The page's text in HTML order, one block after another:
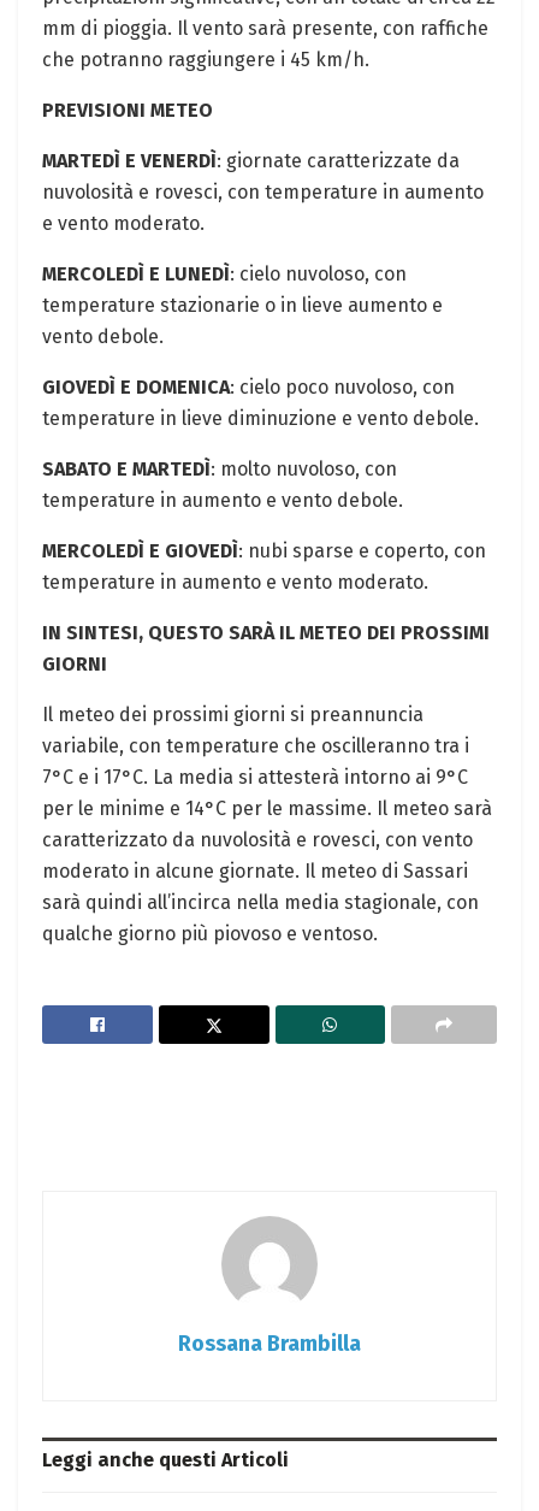
mm di pioggia. Il vento sarà presente, con raffiche
che potranno raggiungere i 45 km/h.
PREVISIONI METEO
MARTEDÌ E VENERDÌ: giornate caratterizzate da
nuvolosità e rovesci, con temperature in aumento
e vento moderato.
MERCOLEDÌ E LUNEDÌ: cielo nuvoloso, con
temperature stazionarie o in lieve aumento e
vento debole.
GIOVEDÌ E DOMENICA: cielo poco nuvoloso, con
temperature in lieve diminuzione e vento debole.
SABATO E MARTEDÌ: molto nuvoloso, con
temperature in aumento e vento debole.
MERCOLEDÌ E GIOVEDÌ: nubi sparse e coperto, con
temperature in aumento e vento moderato.
IN SINTESI, QUESTO SARÀ IL METEO DEI PROSSIMI
GIORNI
Il meteo dei prossimi giorni si preannuncia
variabile, con temperature che oscilleranno tra i
7°C e i 17°C. La media si attesterà intorno ai 9°C
per le minime e 14°C per le massime. Il meteo sarà
caratterizzato da nuvolosità e rovesci, con vento
moderato in alcune giornate. Il meteo di Sassari
sarà quindi all’incirca nella media stagionale, con
qualche giorno più piovoso e ventoso.
Rossana Brambilla
Leggi anche questi Articoli